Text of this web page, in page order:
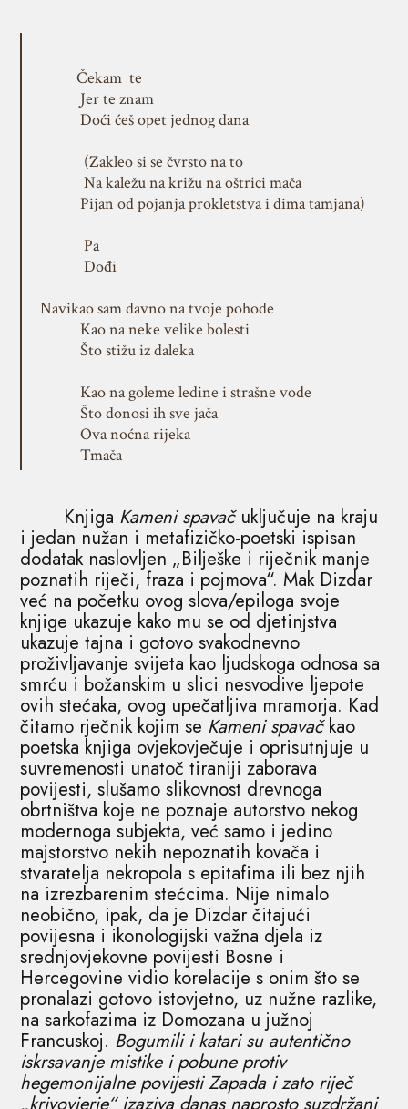
Čekam te
Jer te znam
Doći ćeš opet jednog dana
(Zakleo si se čvrsto na to
Na kaležu na križu na oštrici mača
Pijan od pojanja prokletstva i dima tamjana)
Pa
Dođi
Navikao sam davno na tvoje pohode
Kao na neke velike bolesti
Što stižu iz daleka
Kao na goleme ledine i strašne vode
Što donosi ih sve jača
Ova noćna rijeka
Tmača
Knjiga Kameni spavač uključuje na kraju
i jedan nužan i metafizičko-poetski ispisan
dodatak naslovljen „Bilješke i riječnik manje
poznatih riječi, fraza i pojmova“. Mak Dizdar
već na početku ovog slova/epiloga svoje
knjige ukazuje kako mu se od djetinjstva
ukazuje tajna i gotovo svakodnevno
proživljavanje svijeta kao ljudskoga odnosa sa
smrću i božanskim u slici nesvodive ljepote
ovih stećaka, ovog upečatljiva mramorja. Kad
čitamo rječnik kojim se Kameni spavačkao
poetska knjiga ovjekovječuje i oprisutnjuje u
suvremenosti unatoč tiraniji zaborava
povijesti, slušamo slikovnost drevnoga
obrtništva koje ne poznaje autorstvo nekog
modernoga subjekta, već samo i jedino
majstorstvo nekih nepoznatih kovača i
stvaratelja nekropola s epitafima ili bez njih
na izrezbarenim stećcima. Nije nimalo
neobično, ipak, da je Dizdar čitajući
povijesna i ikonologijski važna djela iz
srednjovjekovne povijesti Bosne i
Hercegovine vidio korelacije s onim što se
pronalazi gotovo istovjetno, uz nužne razlike,
na sarkofazima iz Domozana u južnoj
Francuskoj. Bogumili i katari su autentično
iskrsavanje mistike i pobune protiv
hegemonijalne povijesti Zapada i zato riječ
„krivovjerje“ izaziva danas naprosto suzdržani